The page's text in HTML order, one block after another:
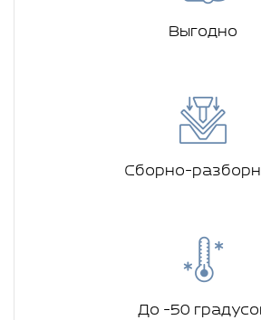
Выгодно
Сборно-
До -50